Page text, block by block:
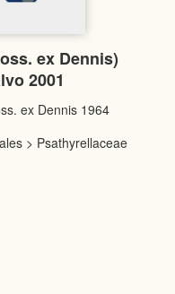
ex Dennis)
2001
ex Dennis 1964
> Psathyrellaceae